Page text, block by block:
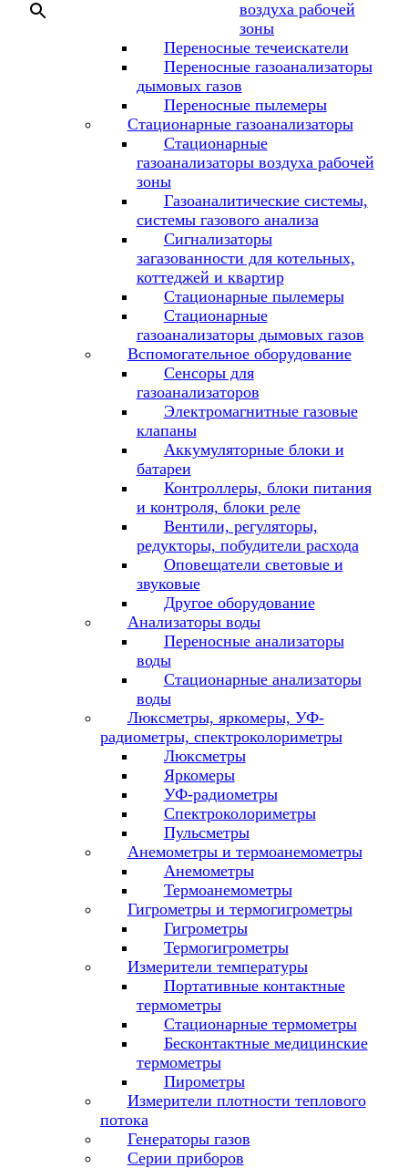
воздуха рабочей
зоны
Переносные течеискатели
Переносные газоанализаторы
дымовых газов
Переносные пылемеры
Стационарные газоанализаторы
Стационарные
газоанализаторы воздуха рабочей
зоны
Газоаналитические системы,
системы газового анализа
Сигнализаторы
загазованности для котельных,
коттеджей и квартир
Стационарные пылемеры
Стационарные
газоанализаторы дымовых газов
Вспомогательное оборудование
Сенсоры для
газоанализаторов
Электромагнитные газовые
клапаны
Аккумуляторные блоки и
батареи
Контроллеры, блоки питания
и контроля, блоки реле
Вентили, регуляторы,
редукторы, побудители расхода
Оповещатели световые и
звуковые
Другое оборудование
Анализаторы воды
Переносные анализаторы
воды
Стационарные анализаторы
воды
Люксметры, яркомеры, УФ-
радиометры, спектроколориметры
Люксметры
Яркомеры
УФ-радиометры
Спектроколориметры
Пульсметры
Анемометры и термоанемометры
Анемометры
Термоанемометры
Гигрометры и термогигрометры
Гигрометры
Термогигрометры
Измерители температуры
Портативные контактные
термометры
Стационарные термометры
Бесконтактные медицинские
термометры
Пирометры
Измерители плотности теплового
потока
Генераторы газов
Серии приборов